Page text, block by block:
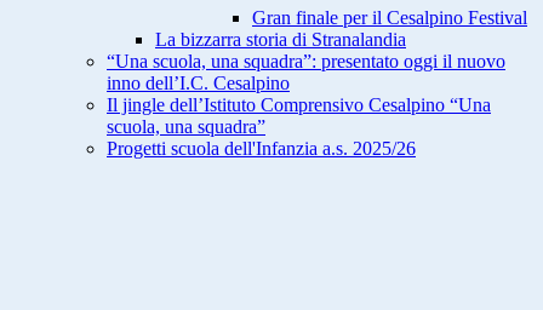
Gran finale per il Cesalpino Festival
La bizzarra storia di Stranalandia
“Una scuola, una squadra”: presentato oggi il nuovo
inno dell’I.C. Cesalpino
Il jingle dell’Istituto Comprensivo Cesalpino “Una
scuola, una squadra”
Progetti scuola dell'Infanzia a.s. 2025/26